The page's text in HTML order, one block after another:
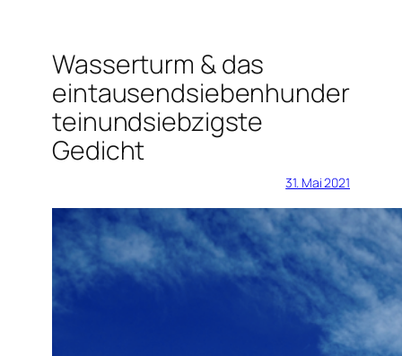
Wasserturm & das
eintausendsiebenhunder
teinundsiebzigste
Gedicht
31. Mai 2021